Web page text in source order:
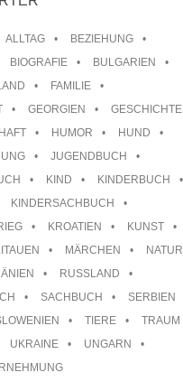
ALLTAG
BEZIEHUNG
BIOGRAFIE
BULGARIEN
FAMILIE
GEORGIEN
GESCHICHTE
HUMOR
HUND
JUGENDBUCH
KIND
KINDERBUCH
KINDERSACHBUCH
KROATIEN
KUNST
MÄRCHEN
NATUR
RUSSLAND
SACHBUCH
SERBIEN
TIERE
TRAUM
UKRAINE
UNGARN